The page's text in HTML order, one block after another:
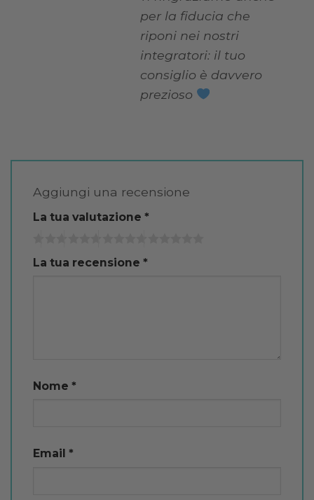
per la fiducia che
riponi nei nostri
integratori: il tuo
consiglio è davvero
prezioso
Aggiungi una recensione
La tua valutazione *
La tua recensione *
Nome *
Email *